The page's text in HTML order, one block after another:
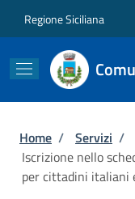
Regione Siciliana
Briciole
Home / Servizi /
Iscrizione nello
per cittadini italiani